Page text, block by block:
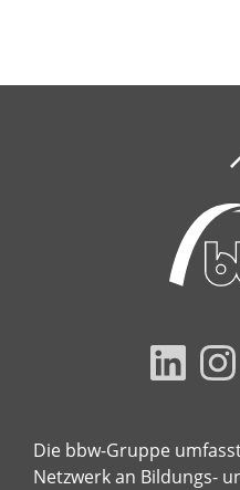
Die bbw-Gruppe
Netzwerk an Bildungs-